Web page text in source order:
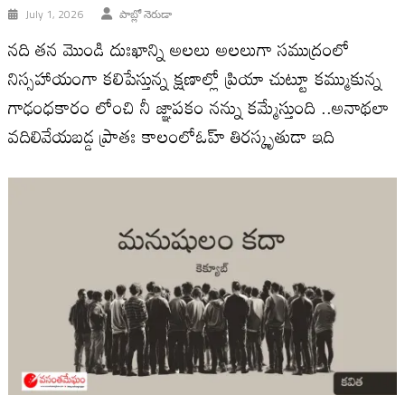
July 1, 2026 పాబ్లో నెరుడా
నది తన మొండి దుఃఖాన్ని అలలు అలలుగా సముద్రంలో
నిస్సహాయంగా కలిపేస్తున్న క్షణాల్లో ప్రియా చుట్టూ కమ్ముకున్న
గాఢంధకారం లోంచి నీ జ్ఞాపకం నన్ను కమ్మేస్తుంది ..అనాథలా
వదిలివేయబడ్డ ప్రాతః కాలంలోఓహ్ తిరస్కృతుడా ఇది